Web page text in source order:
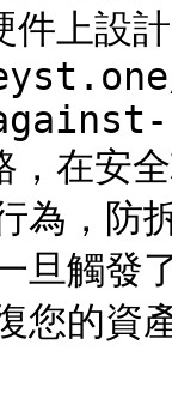
上設
安全
為，防
旦觸發
您的資